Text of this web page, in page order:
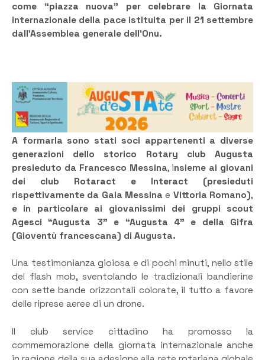
come “piazza nuova” per celebrare la Giornata
internazionale della pace istituita per il 21 settembre
dall’Assemblea generale dell’Onu.
A formarla sono stati soci appartenenti a diverse
generazioni dello storico Rotary club Augusta
presieduto da Francesco Messina, insieme ai giovani
dei club Rotaract e Interact (presieduti
rispettivamente da Gaia Messina e Vittoria Romano),
e in particolare ai giovanissimi dei gruppi scout
Agesci “Augusta 3” e “Augusta 4” e della Gifra
(Gioventù francescana) di Augusta.
Una testimonianza gioiosa e di pochi minuti, nello stile
del flash mob, sventolando le tradizionali bandierine
con sette bande orizzontali colorate, il tutto a favore
delle riprese aeree di un drone.
Il club service cittadino ha promosso la
commemorazione della giornata internazionale anche